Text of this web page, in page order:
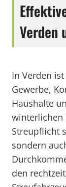
Verden
In Verden
Gewerbe,
Haushalte
winterlichen
Streupflicht
sondern
den